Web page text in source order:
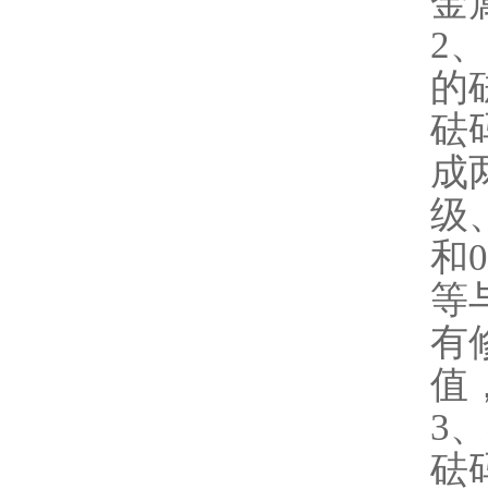
2
的
砝
成
级
和
等
有
值
3
砝